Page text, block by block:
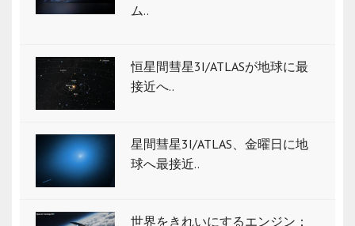
ム..
恒星間彗星3I/ATLASが地球に最
接近へ..
星間彗星3I/ATLAS、金曜日に地
球へ最接近..
世界をきれいにするエンジン：